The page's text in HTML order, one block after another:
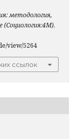
методология,
,
view/5264
ссылок